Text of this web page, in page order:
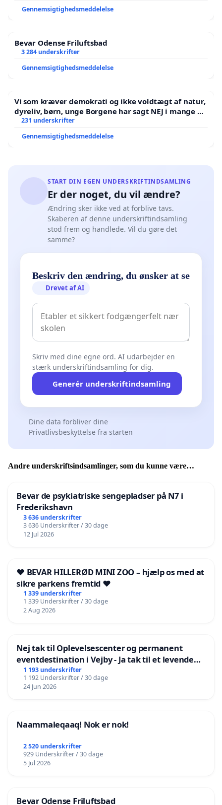
Gennemsigtighedsmeddelelse
Bevar Odense Friluftsbad
3 284 underskrifter
Gennemsigtighedsmeddelelse
Vi som kræver demokrati og ikke voldtægt af natur,
dyreliv, børn, unge Borgene har sagt NEJ i mange år.
Der er
231 underskrifter
Gennemsigtighedsmeddelelse
START DIN EGEN UNDERSKRIFTINDSAMLING
Er der noget, du vil ændre?
Ændring sker ikke ved at forblive tavs.
Skaberen af denne underskriftindsamling
stod frem og handlede. Vil du gøre det
samme?
Beskriv den ændring, du ønsker at se
Drevet af AI
Skriv med dine egne ord. AI udarbejder en
stærk underskriftindsamling for dig.
Generér underskriftindsamling
Dine data forbliver dine
Privatlivsbeskyttelse fra starten
Andre underskriftsindsamlinger, som du kunne være
Bevar de psykiatriske sengepladser på N7 i
Frederikshavn
3 636 underskrifter
3 636 Underskrifter / 30 dage
12 Jul 2026
❤️ BEVAR HILLERØD MINI ZOO – hjælp os med at
sikre parkens fremtid ❤️
1 339 underskrifter
1 339 Underskrifter / 30 dage
2 Aug 2026
Nej tak til Oplevelsescenter og permanent
eventdestination i Vejby - Ja tak til et levende
lokalområde i balance
1 193 underskrifter
1 192 Underskrifter / 30 dage
24 Jun 2026
Naammaleqaaq! Nok er nok!
2 520 underskrifter
929 Underskrifter / 30 dage
5 Jul 2026
Bevar Odense Friluftsbad